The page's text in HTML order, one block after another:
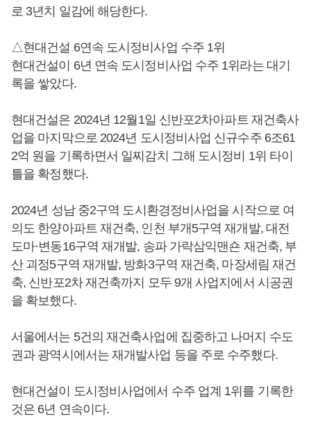
로 3년치 일감에 해당한다.
△현대건설 6연속 도시정비사업 수주 1위
현대건설이 6년 연속 도시정비사업 수주 1위라는 대기
록을 쌓았다.
현대건설은 2024년 12월1일 신반포2차아파트 재건축사
업을 마지막으로 2024년 도시정비사업 신규수주 6조61
2억 원을 기록하면서 일찌감치 그해 도시정비 1위 타이
틀을 확정했다.
2024년 성남 중2구역 도시환경정비사업을 시작으로 여
의도 한양아파트 재건축, 인천 부개5구역 재개발, 대전
도마·변동16구역 재개발, 송파 가락삼익맨숀 재건축, 부
산 괴정5구역 재개발, 방화3구역 재건축, 마장세림 재건
축, 신반포2차 재건축까지 모두 9개 사업지에서 시공권
을 확보했다.
서울에서는 5건의 재건축사업에 집중하고 나머지 수도
권과 광역시에서는 재개발사업 등을 주로 수주했다.
현대건설이 도시정비사업에서 수주 업계 1위를 기록한
것은 6년 연속이다.